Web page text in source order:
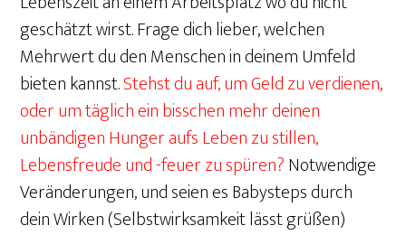
geschätzt wirst. Frage dich lieber, welchen
Mehrwert du den Menschen in deinem Umfeld
bieten kannst.Stehst du auf, um Geld zu verdienen,
oder um täglich ein bisschen mehr deinen
unbändigen Hunger aufs Leben zu stillen,
Lebensfreude und -feuer zu spüren?Notwendige
Veränderungen, und seien es Babysteps durch
dein Wirken (Selbstwirksamkeit lässt grüßen)